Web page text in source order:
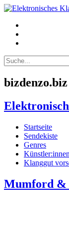
bizdenzo.biz
Startseite
Sendekiste
Genres
Künstler:innen
Klanggut
Mumford &